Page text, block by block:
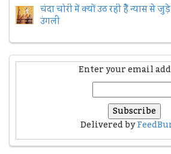
चंदा चोरी में क्यों उठ रही हैैं न्यास से
उंगली
Enter your email
Delivered by